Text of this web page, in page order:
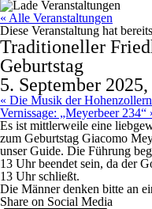
« Alle Veranstaltungen
Diese Veranstaltung hat
Traditioneller
Geburtstag
5. September
« Die Musik der Hohenzollern
Vernissage: „Meyerbeer 234“
Es ist mittlerweile eine
zum Geburtstag Giacomo
unser Guide. Die Führung
13 Uhr beendet sein, da der
13 Uhr schließt.
Die Männer denken bitte an
Share on Social Media